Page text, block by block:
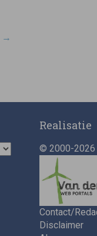
→
Realisatie
© 2000-2026
Contact/
Disclaimer